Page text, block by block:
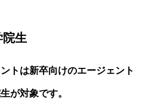
生
トは新卒向けのエージェント
が対象です。